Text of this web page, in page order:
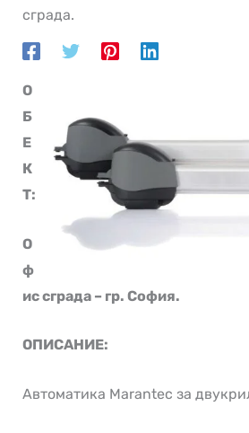
сграда.
О
Б
Е
К
Т:
О
ф
ис сграда – гр. София.
ОПИСАНИЕ:
Автоматика Marantec за